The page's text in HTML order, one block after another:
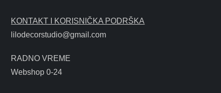
KONTAKT I KORISNIČKA PODRŠKA
lilodecorstudio@gmail.com
RADNO VREME
Webshop 0-24